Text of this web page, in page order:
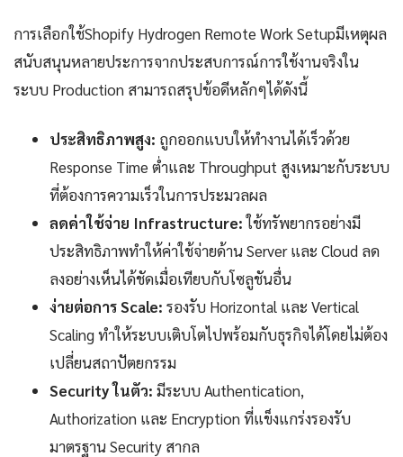
การเลือกใช้Shopify Hydrogen Remote Work Setupมีเหตุผล
สนับสนุนหลายประการจากประสบการณ์การใช้งานจริงใน
ระบบ Production สามารถสรุปข้อดีหลักๆได้ดังนี้
ประสิทธิภาพสูง: ถูกออกแบบให้ทำงานได้เร็วด้วย
Response Time ต่ำและ Throughput สูงเหมาะกับระบบ
ที่ต้องการความเร็วในการประมวลผล
ลดค่าใช้จ่าย Infrastructure:ใช้ทรัพยากรอย่างมี
ประสิทธิภาพทำให้ค่าใช้จ่ายด้าน Server และ Cloud ลด
ลงอย่างเห็นได้ชัดเมื่อเทียบกับโซลูชันอื่น
ง่ายต่อการ Scale: รองรับ Horizontal และ Vertical
Scaling ทำให้ระบบเติบโตไปพร้อมกับธุรกิจได้โดยไม่ต้อง
เปลี่ยนสถาปัตยกรรม
Security ในตัว: มีระบบ Authentication,
Authorization และ Encryption ที่แข็งแกร่งรองรับ
มาตรฐาน Security สากล